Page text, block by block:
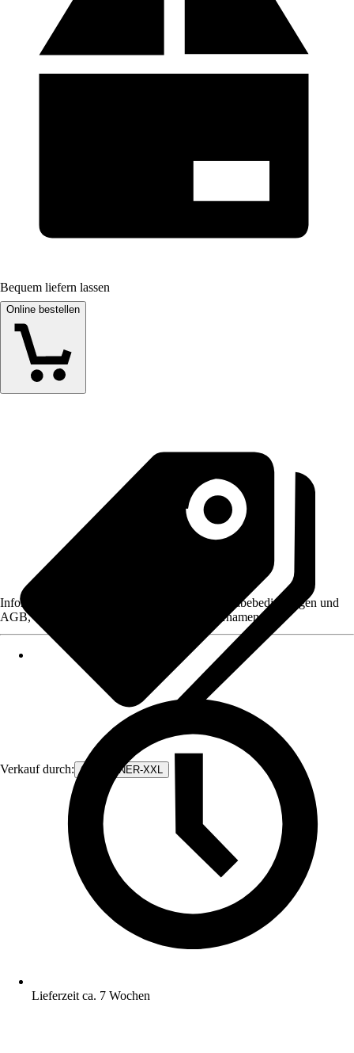
Bequem liefern lassen
Online bestellen
Verkauf durch: CONTAINER-XXL
Informationen des Verkäufers, wie z. B. Rückgabebedingungen und
AGB, finden Sie bei Klick auf den Verkäufernamen.
Lieferzeit ca. 7 Wochen